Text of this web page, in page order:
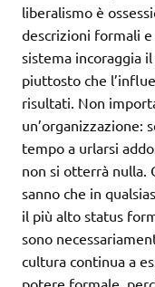
liberalismo è
descrizioni formali
sistema incoraggia
piuttosto che
risultati. Non
un’organizzazione:
tempo a urlarsi
non si otterrà nulla.
sanno che in
il più alto status
sono
cultura continua a